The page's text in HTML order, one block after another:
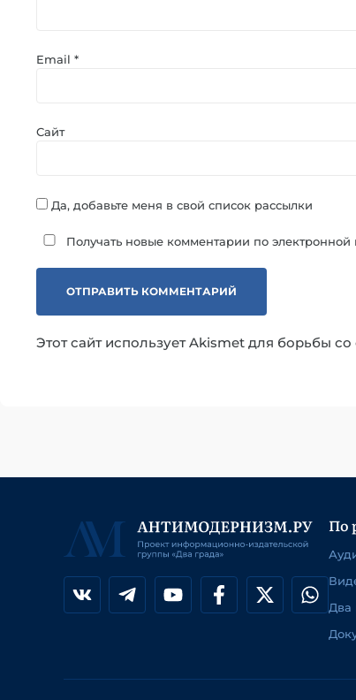
Email *
Сайт
Да, добавьте меня в свой список рассылки
Получать новые комментарии по
Этот сайт использует Akismet для борьбы
По
Два